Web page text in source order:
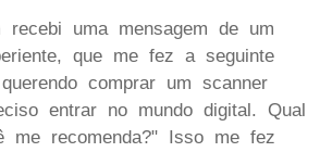
recebi uma mensagem de um
que me fez a seguinte
comprar um scanner
entrar no mundo digital. Qual
me recomenda?" Isso me fez